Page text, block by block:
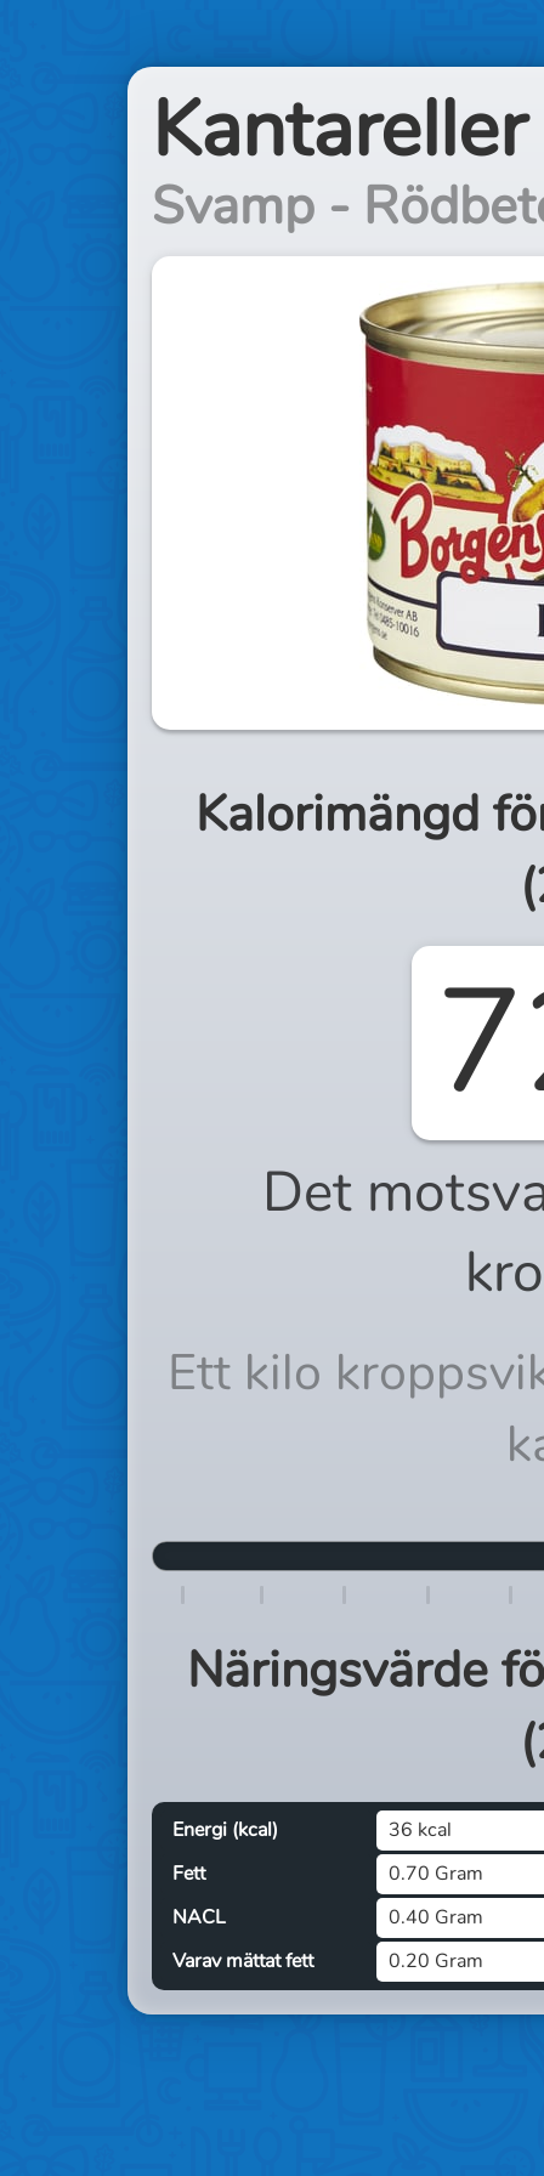
Kantareller
Svamp -
Kalorimängd
(
Det
Ett kilo
Näringsvärde
(
Energi (kcal)
36 kcal
Fett
0.70 Gram
NACL
0.40 Gram
Varav mättat fett
0.20 Gram